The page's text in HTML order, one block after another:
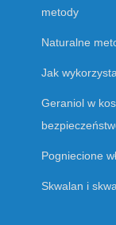
metody
Naturalne
Jak
Geraniol w
Pogniecione
Skwalan i